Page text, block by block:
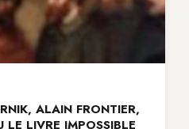
ALAIN FRONTIER,
LE LIVRE IMPOSSIBLE